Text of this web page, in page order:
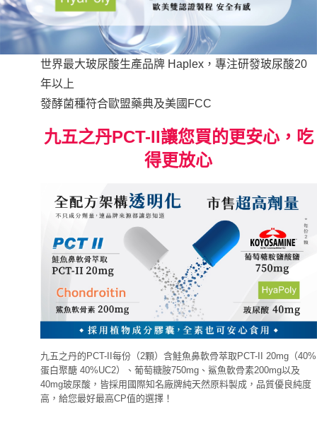
世界最大玻尿酸生產品牌 Haplex，專注研發玻尿酸20
年以上
發酵菌種符合歐盟藥典及美國FCC
九五之丹PCT-II讓您買的更安心，吃
得更放心
九五之丹的PCT-II每份（2顆）含鮭魚鼻軟骨萃取PCT-II 20mg（40%
蛋白聚醣 40%UC2）、葡萄糖胺750mg、鯊魚軟骨素200mg以及
40mg玻尿酸，皆採用國際知名廠牌純天然原料製成，品質優良純度
高，給您最好最高CP值的選擇！